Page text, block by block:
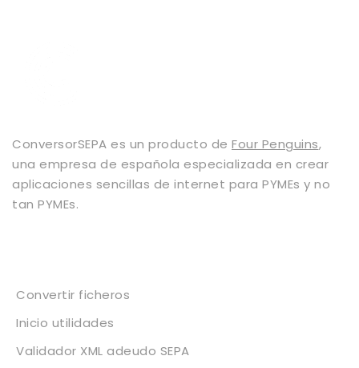
ConversorSEPA es un producto de Four Penguins,
una empresa de española especializada en crear
aplicaciones sencillas de internet para PYMEs y no
tan PYMEs.
Convertir ficheros
Inicio utilidades
Validador XML adeudo SEPA